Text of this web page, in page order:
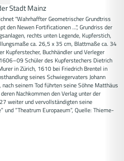
Stadt Mainz
"Wahrhaffter Geometrischer Grundtriss
den Newen Fortificationen ...", Grundriss der
rechts unten Legende, Kupferstich,
ca. 26,5 x 35 cm, Blattmaße ca. 34
Kupferstecher, Buchhändler und Verleger
Schüler des Kupferstechers Dietrich
in Zürich, 1610 bei Friedrich Brentel in
seines Schwiegervaters Johann
seinem Tod führten seine Söhne Matthäus
Nachkommen den Verlag unter der
weiter und vervollständigten seine
und ”Theatrum Europaeum”, Quelle: Thieme-